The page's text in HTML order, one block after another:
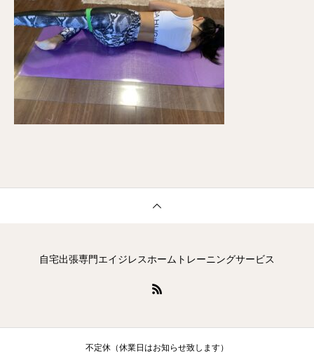
自宅出張専門エイジレスホームトレーニングサービス
不定休（休業日はお知らせ致します）